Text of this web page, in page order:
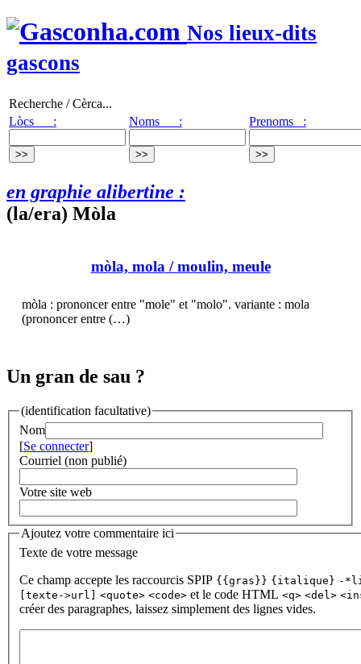
Nos lieux-dits
gascons
Recherche / Cèrca...
Lòcs :
Noms : Prenoms :
en graphie alibertine :
(la/era) Mòla
mòla, mola/ moulin, meule
mòla : prononcer entre "mole" et "molo". variante : mola
(prononcer entre (…)
Un gran de sau ?
(identification facultative)
Nom
[Se connecter]
Courriel (non publié)
Votre site web
Ajoutez votre commentaire ici
Texte de votre message
Ce champ accepte les raccourcis SPIP {{gras}} {italique} -
[texte->url] <quote> <code> et le code HTML <q> <del>
créer des paragraphes, laissez simplement des lignes vides.